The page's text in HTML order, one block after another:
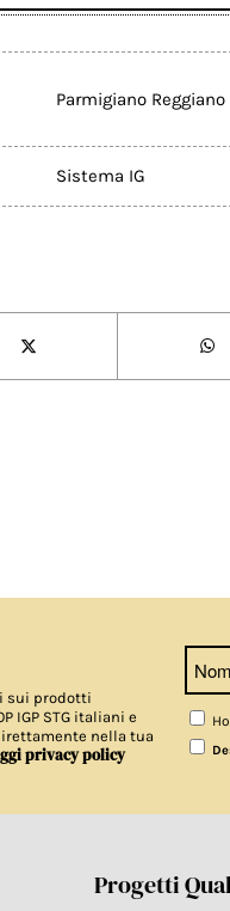
Parmigiano Reggiano
Sistema IG
sui prodotti
IGP STG italiani e
nella tua
privacy policy
Progetti